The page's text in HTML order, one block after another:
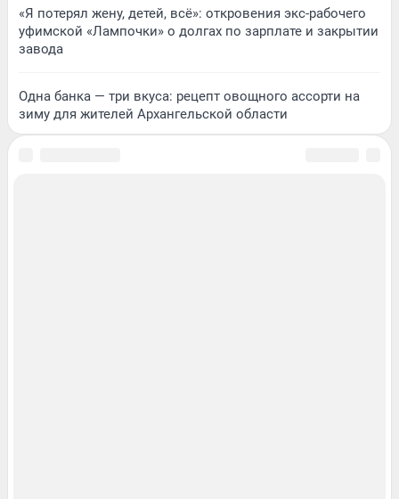
«Я потерял жену, детей, всё»: откровения экс-рабочего
уфимской «Лампочки» о долгах по зарплате и закрытии
завода
Одна банка — три вкуса: рецепт овощного ассорти на
зиму для жителей Архангельской области